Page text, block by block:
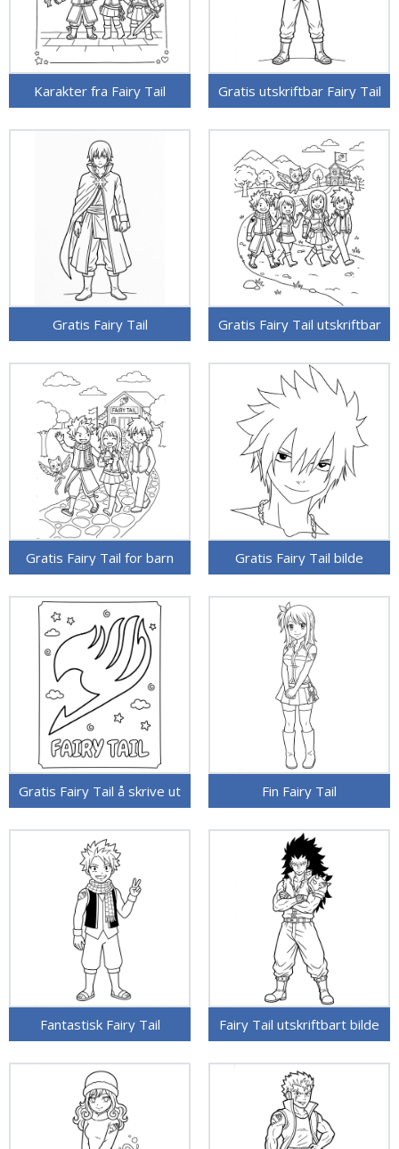
Karakter fra Fairy Tail Gratis utskriftbar Fairy Tail
Gratis Fairy Tail Gratis Fairy Tail utskriftbar
Gratis Fairy Tail for barn Gratis Fairy Tail bilde
Gratis Fairy Tail å skrive ut Fin Fairy Tail
Fantastisk Fairy Tail Fairy Tail utskriftbart bilde